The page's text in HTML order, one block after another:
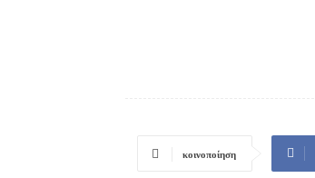
κοινοποίηση